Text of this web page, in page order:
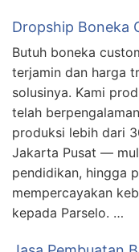
Dropship Boneka
Butuh boneka
terjamin dan harga
solusinya. Kami
telah
produksi lebih dari
Jakarta Pusat —
pendidikan, hingga
mempercayakan
kepada Parselo. …